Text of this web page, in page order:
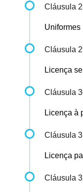
Cláusula
Uniformes
Cláusula
Licença
Cláusula
Licença à
Cláusula
Licença
Cláusula